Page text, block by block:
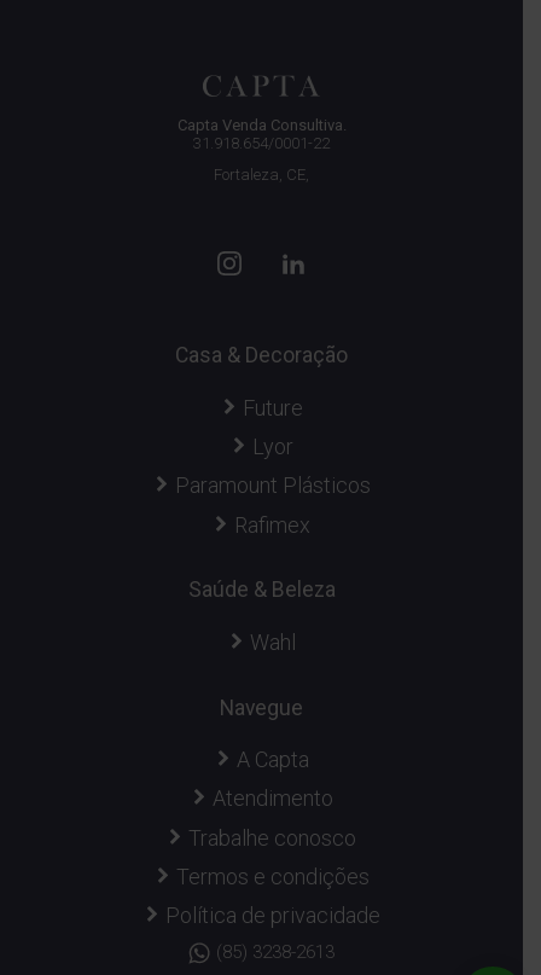
Capta Venda Consultiva.
31.918.654/0001-22
Fortaleza, CE,
Casa & Decoração
Future
Lyor
Paramount Plásticos
Rafimex
Saúde & Beleza
Wahl
Navegue
A Capta
Atendimento
Trabalhe conosco
Termos e condições
Política de privacidade
(85) 3238-2613